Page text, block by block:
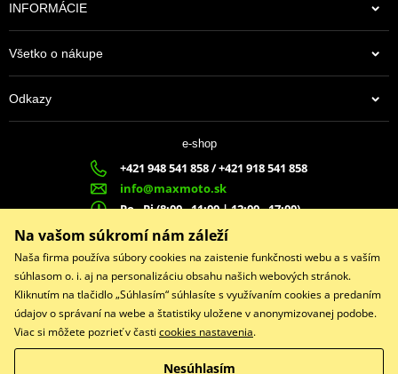
INFORMÁCIE
Všetko o nákupe
Odkazy
e-shop
+421 948 541 858 / +421 918 541 858
info@maxmoto.sk
Po - Pi (8:00 - 11:00 | 12:00 - 17:00)
MAX
MOTO s.r.o.
Slovenských dobrovoľníkov 1439
022 01 Čadca
Facebook
Na vašom súkromí nám záleží
Naša firma používa súbory cookies na zaistenie funkčnosti webu a s vaším
súhlasom o. i. aj na personalizáciu obsahu našich webových stránok.
Kliknutím na tlačidlo „Súhlasím“ súhlasíte s využívaním cookies a predaním
údajov o správaní na webe a štatistiky uložene v anonymizovanej podobe.
Viac si môžete pozrieť v časti cookies nastavenia.
Nesúhlasím